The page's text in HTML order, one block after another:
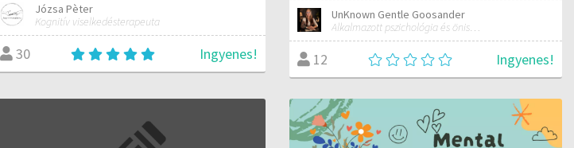
Józsa Pèter
Kognitív viselkedésterapeuta
30 Ingyenes!
UnKnown Gentle Goosander
Alkalmazott pszichológia és önismeret
12 Ingyenes!